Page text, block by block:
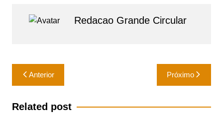
at
s
p
e
o
k
e
Redacao Grande Circular
Navegação
de
Post
Anterior Próximo
Related post